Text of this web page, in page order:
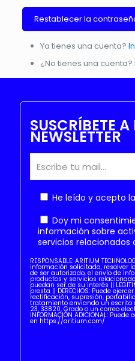
Ya tienes una cuenta?
¿No tienes una cuenta?
SUSCRÍBETE
NEWSLETTER
He leído y acepto la
Doy mi
información sobre
servicios
RESPONSABLE: ARITIUM
información solicitada, resolver
de ser autorizado, el envío de
productos y servicios
puedan ser de su interés ||
presta || DERECHOS: Puede
rectificación, supresión,
tratamiento enviando un escrito
23, 33820, Grado o un correo
INFORMACIÓN ADICIONAL:
en https://aritium.com/